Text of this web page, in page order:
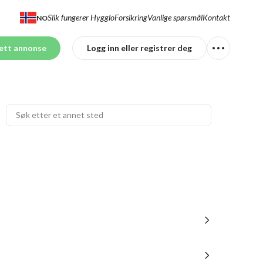
NOSlik fungerer HyggloForsikringVanlige spørsmålKontakt
annonse Logg inn eller registrer deg